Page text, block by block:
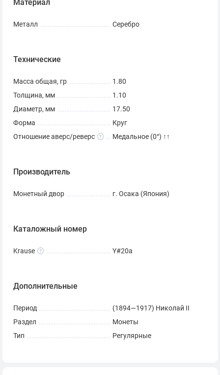
Материал
Металл Серебро
Технические
Масса общая, гр
1.80
Толщина, мм
1.10
Диаметр, мм
17.50
Форма
Круг
Отношение аверс/реверс
Медальное (0°) ↑↑
Производитель
Монетный двор г. Осака (Япония)
Каталожный номер
Krause Y#20a
Дополнительные
Период
(1894—1917) Николай II
Раздел
Монеты
Тип
Регулярные